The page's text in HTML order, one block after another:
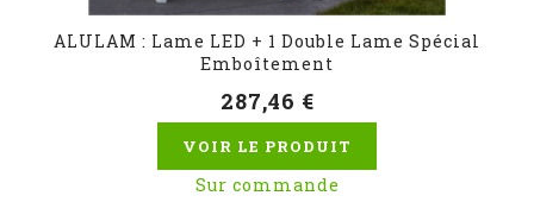
ALULAM : Lame LED + 1 Double Lame Spécial
Emboîtement
287,46 €
VOIR LE PRODUIT
Sur commande